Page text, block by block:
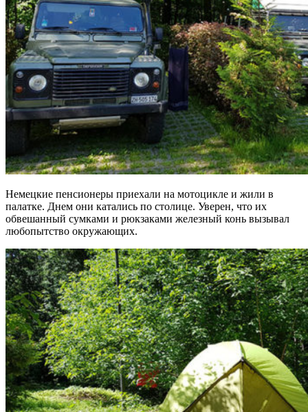
Немецкие пенсионеры приехали на мотоцикле и жили в
палатке. Днем они катались по столице. Уверен, что их
обвешанный сумками и рюкзаками железный конь вызывал
любопытство окружающих.